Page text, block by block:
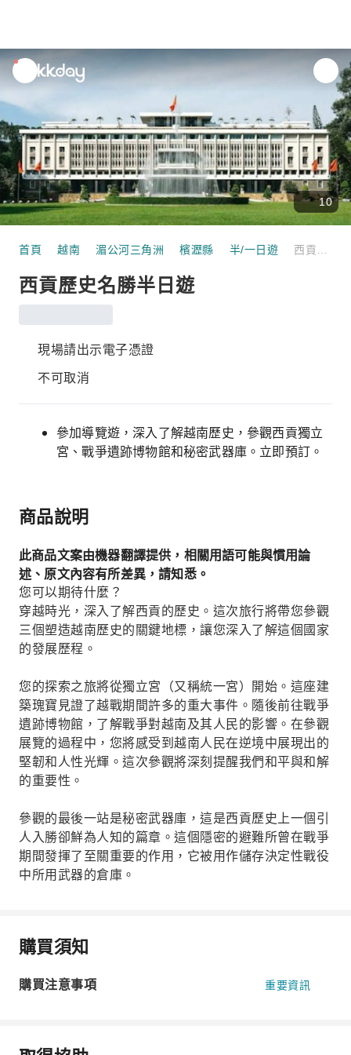
unread
notifications
10
首頁 越南 湄公河三角洲 檳瀝縣 半/一日遊
西貢歷史名勝半日遊
現場請出示電子憑證
不可取消
參加導覽遊，深入了解越南歷史，參觀西貢獨立
宮、戰爭遺跡博物館和秘密武器庫。立即預訂。
商品說明
此商品文案由機器翻譯提供，相關用語可能與慣用論
述、原文內容有所差異，請知悉。
您可以期待什麼？
穿越時光，深入了解西貢的歷史。這次旅行將帶您參觀
三個塑造越南歷史的關鍵地標，讓您深入了解這個國家
的發展歷程。
您的探索之旅將從獨立宮（又稱統一宮）開始。這座建
築瑰寶見證了越戰期間許多的重大事件。隨後前往戰爭
遺跡博物館，了解戰爭對越南及其人民的影響。在參觀
展覽的過程中，您將感受到越南人民在逆境中展現出的
堅韌和人性光輝。這次參觀將深刻提醒我們和平與和解
的重要性。
參觀的最後一站是秘密武器庫，這是西貢歷史上一個引
人入勝卻鮮為人知的篇章。這個隱密的避難所曾在戰爭
期間發揮了至關重要的作用，它被用作儲存決定性戰役
中所用武器的倉庫。
購買須知
購買注意事項 重要資訊